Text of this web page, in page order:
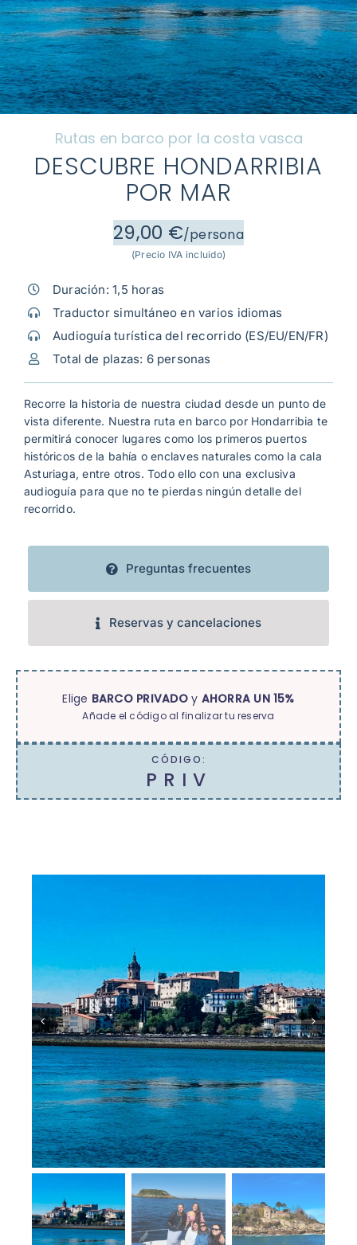
Cenizas
El barco
Preguntas frecuentes
Galería
Blog
Contacto
Mi cuenta
Rutas en barco por la costa vasca
DESCUBRE HONDARRIBIA
POR MAR
29,00 €/persona
(Precio IVA incluido)
Duración: 1,5 horas
Traductor simultáneo en varios idiomas
Audioguía turística del recorrido (ES/EU/EN/FR)
Total de plazas: 6 personas
Recorre la historia de nuestra ciudad desde un punto de
vista diferente. Nuestra ruta en barco por Hondarribia te
permitirá conocer lugares como los primeros puertos
históricos de la bahía o enclaves naturales como la cala
Asturiaga, entre otros. Todo ello con una exclusiva
audioguía para que no te pierdas ningún detalle del
recorrido.
Preguntas frecuentes
Reservas y cancelaciones
Elige BARCO PRIVADOy AHORRA UN 15%
Añade el código al finalizar tu reserva
CÓDIGO:
PRIV